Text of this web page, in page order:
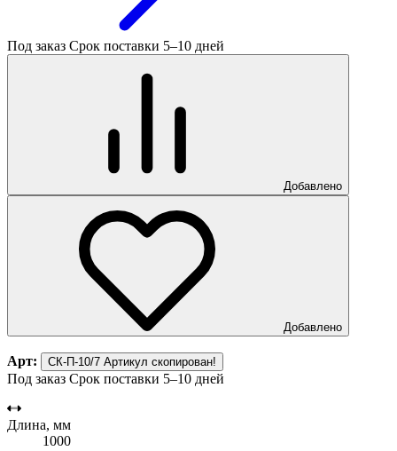
Под заказ Срок поставки 5–10 дней
Добавлено
Добавлено
Арт: СК-П-10/7 Артикул скопирован!
Под заказ Срок поставки 5–10 дней
Длина, мм
1000